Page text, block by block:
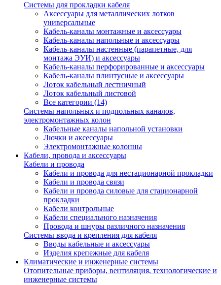
Системы для прокладки кабеля
Аксессуары для металлических лотков
универсальные
Кабель-каналы монтажные и аксессуары
Кабель-каналы напольные и аксессуары
Кабель-каналы настенные (парапетные, для
монтажа ЭУИ) и аксессуары
Кабель-каналы перфорированные и аксессуары
Кабель-каналы плинтусные и аксессуары
Лоток кабельный лестничный
Лоток кабельный листовой
Все категории (14)
Системы напольных и подпольных каналов,
электромонтажных колон
Кабельные каналы напольной установки
Лючки и аксессуары
Электромонтажные колонны
Кабели, провода и аксессуары
Кабели и провода
Кабели и провода для нестационарной прокладки
Кабели и провода связи
Кабели и провода силовые для стационарной
прокладки
Кабели контрольные
Кабели специального назначения
Провода и шнуры различного назначения
Системы ввода и крепления для кабеля
Вводы кабельные и аксессуары
Изделия крепежные для кабеля
Климатические и инженерные системы
Отопительные приборы, вентиляция, технологические и
инженерные системы